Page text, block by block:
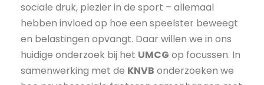
sociale druk, plezier in de sport – allemaal
hebben invloed op hoe een speelster beweegt
en belastingen opvangt. Daar willen we in ons
huidige onderzoek bij het UMCG op focussen. In
samenwerking met de KNVB onderzoeken we